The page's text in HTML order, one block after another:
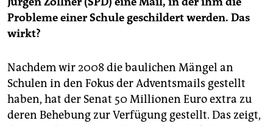
Probleme einer Schule geschildert werden. Das
wirkt?
Nachdem wir 2008 die baulichen Mängel an
Schulen in den Fokus der Adventsmails gestellt
haben, hat der Senat 50 Millionen Euro extra zu
deren Behebung zur Verfügung gestellt. Das zeigt,